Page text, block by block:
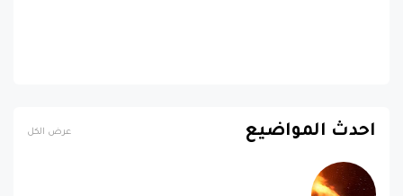
احدث المواضيع عرض الكل